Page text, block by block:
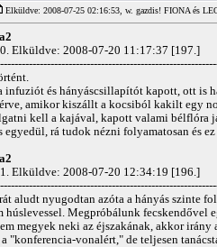
Elküldve: 2008-07-25 02:16:53, w. gazdis! FIONA és
Elküldve: 2008-07-20 11:17:37 [197.]
infuziót és hányáscsillapítót kapott, ott is
amikor kiszállt a kocsiból kakilt egy
kell a kajával, kapott valami bélflóra
egyedül, rá tudok nézni folyamatosan és
Elküldve: 2008-07-20 12:34:19 [196.]
aludt nyugodtan azóta a hányás szinte
húslevessel. Megpróbálunk fecskendővel
megyek neki az éjszakának, akkor
a "konferencia-vonalért," de teljesen